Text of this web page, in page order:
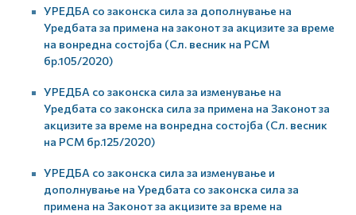
Контакт
УРЕДБА со законска сила за дополнување на
Уредбата за примена на законот за акцизите за време
на вонредна состојба (Сл. весник на РСМ
бр.105/2020)
УРЕДБА со законска сила за изменување на
Уредбата со законска сила за примена на Законот за
акцизите за време на вонредна состојба (Сл. весник
на РСМ бр.125/2020)
УРЕДБА со законска сила за изменување и
дополнување на Уредбата со законска сила за
примена на Законот за акцизите за време на